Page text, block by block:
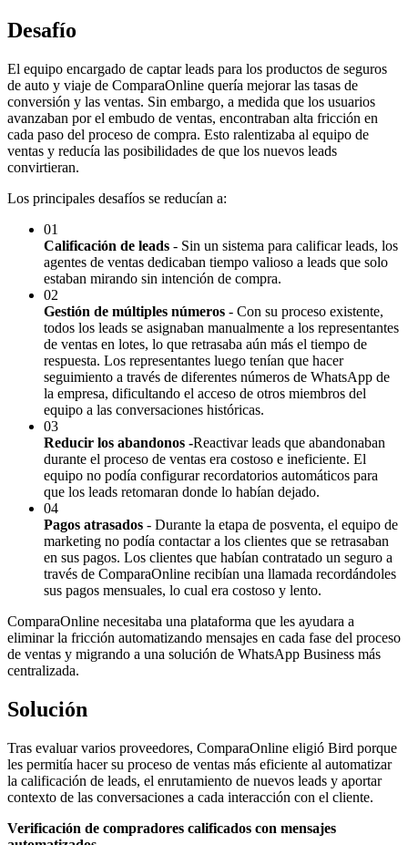
Desafío
El equipo encargado de captar leads para los productos de seguros
de auto y viaje de ComparaOnline quería mejorar las tasas de
conversión y las ventas. Sin embargo, a medida que los usuarios
avanzaban por el embudo de ventas, encontraban alta fricción en
cada paso del proceso de compra. Esto ralentizaba al equipo de
ventas y reducía las posibilidades de que los nuevos leads
convirtieran.
Los principales desafíos se reducían a:
01
Calificación de leads - Sin un sistema para calificar leads, los
agentes de ventas dedicaban tiempo valioso a leads que solo
estaban mirando sin intención de compra.
02
Gestión de múltiples números - Con su proceso existente,
todos los leads se asignaban manualmente a los representantes
de ventas en lotes, lo que retrasaba aún más el tiempo de
respuesta. Los representantes luego tenían que hacer
seguimiento a través de diferentes números de WhatsApp de
la empresa, dificultando el acceso de otros miembros del
equipo a las conversaciones históricas.
03
Reducir los abandonos -Reactivar leads que abandonaban
durante el proceso de ventas era costoso e ineficiente. El
equipo no podía configurar recordatorios automáticos para
que los leads retomaran donde lo habían dejado.
04
Pagos atrasados - Durante la etapa de posventa, el equipo de
marketing no podía contactar a los clientes que se retrasaban
en sus pagos. Los clientes que habían contratado un seguro a
través de ComparaOnline recibían una llamada recordándoles
sus pagos mensuales, lo cual era costoso y lento.
ComparaOnline necesitaba una plataforma que les ayudara a
eliminar la fricción automatizando mensajes en cada fase del proceso
de ventas y migrando a una solución de WhatsApp Business más
centralizada.
Solución
Tras evaluar varios proveedores, ComparaOnline eligió Bird porque
les permitía hacer su proceso de ventas más eficiente al automatizar
la calificación de leads, el enrutamiento de nuevos leads y aportar
contexto de las conversaciones a cada interacción con el cliente.
Verificación de compradores calificados con mensajes